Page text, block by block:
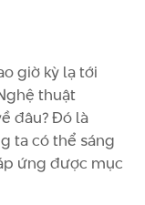
giờ kỳ lạ tới
thuật
đâu? Đó là
ta có thể sáng
ứng được mục